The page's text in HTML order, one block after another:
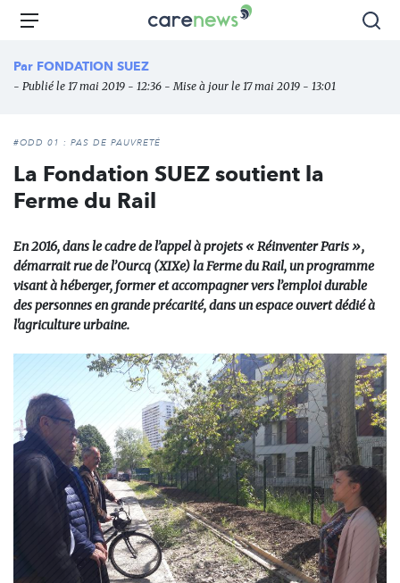
Aller
principal
Carenews,
média
des
l'engagement
Menu
Par FONDATION SUEZ
- Publié le 17 mai 2019 - 12:36 - Mise à jour le 17 mai 2019 - 13:01
#ODD 01 : PAS DE PAUVRETÉ
La Fondation SUEZ soutient la
Ferme du Rail
En 2016, dans le cadre de l’appel à projets « Réinventer Paris »,
démarrait rue de l’Ourcq (XIXe) la Ferme du Rail, un programme
visant à héberger, former et accompagner vers l’emploi durable
des personnes en grande précarité, dans un espace ouvert dédié à
l'agriculture urbaine.